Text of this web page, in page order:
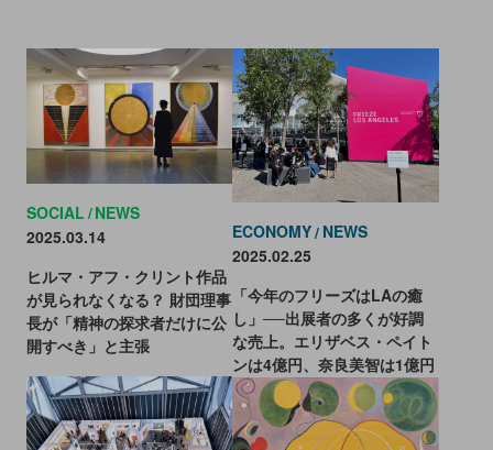
SOCIAL NEWS
2025.03.14
ヒルマ・アフ・クリント作品
が見られなくなる？ 財団理事
長が「精神の探求者だけに公
開すべき」と主張
ECONOMY NEWS
2025.02.25
「今年のフリーズはLAの癒
し」──出展者の多くが好調
な売上。エリザベス・ペイト
ンは4億円、奈良美智は1億円